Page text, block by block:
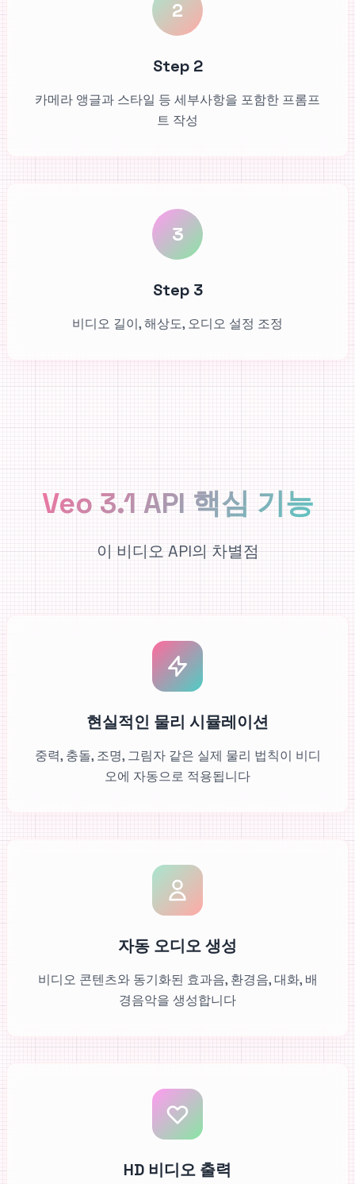
2
Step 2
카메라 앵글과 스타일 등 세부사항을 포함한 프롬프
트 작성
3
Step 3
비디오 길이, 해상도, 오디오 설정 조정
Veo 3.1 API 핵심 기능
이 비디오 API의 차별점
현실적인 물리 시뮬레이션
중력, 충돌, 조명, 그림자 같은 실제 물리 법칙이 비디
오에 자동으로 적용됩니다
자동 오디오 생성
비디오 콘텐츠와 동기화된 효과음, 환경음, 대화, 배
경음악을 생성합니다
HD 비디오 출력